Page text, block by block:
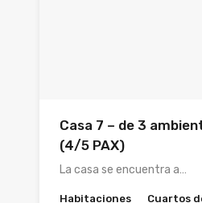
Casa 7 – de 3
(4/5 PAX)
La casa se encuentra a…
Habitaciones Cuartos